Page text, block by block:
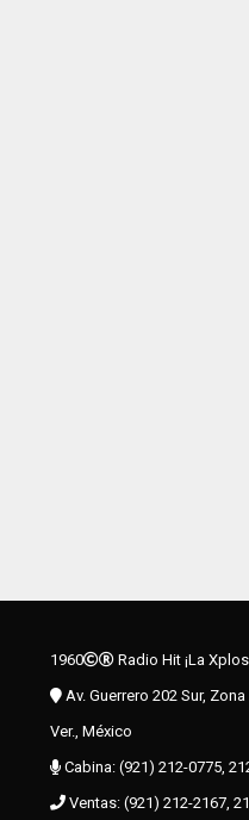
1960
Radio Hit ¡La
Av. Guerrero 202 Sur,
Ver., México
Cabina: (921) 212-0775,
Ventas: (921) 212-2167,